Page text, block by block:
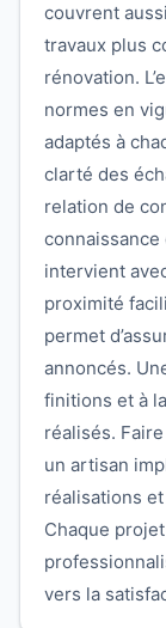
couvrent
travaux plus
rénovation.
normes en
adaptés à
clarté des
relation de
intervient
proximité
permet
annoncés.
finitions et à
réalisés.
un artisan
réalisations
Chaque
vers la